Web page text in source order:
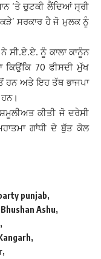
‘ਤੇ ਚੁਟਕੀ ਲੈਂਦਿਆਂ ਸ੍ਰੀ
ਸਰਕਾਰ ਹੈ ਜੋ ਮੁਲਕ ਨੂੰ
ਸੀ.ਏ.ਏ. ਨੂੰ ਕਾਲਾ ਕਾਨੂੰਨ
70 ਫੀਸਦੀ ਮੁੱਖ
ਹਨ ਅਤੇ ਇਹ ਤੱਥ ਭਾਜਪਾ
ਕੀਤੀ ਜੋ ਦਰੇਸੀ
ਗਾਂਧੀ ਦੇ ਬੁੱਤ ਕੋਲ
punjab
Ashu